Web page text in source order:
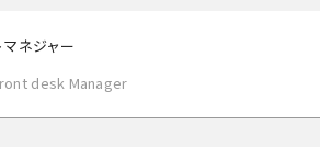
ネジャー
desk Manager